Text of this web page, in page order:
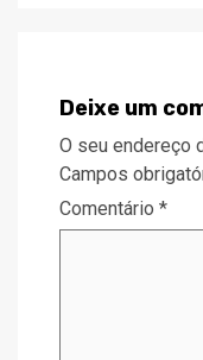
Deixe um
O seu endereço
Campos
Comentário *